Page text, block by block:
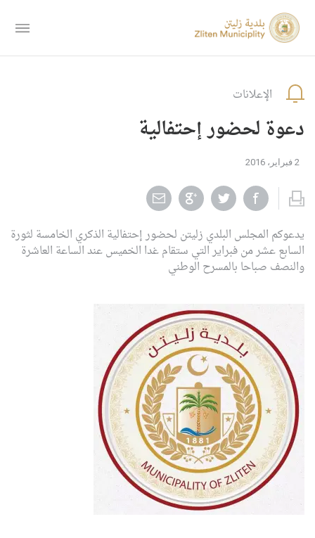
الإعلانات
دعوة لحضور إحتفالية
2 فبراير، 2016
يدعوكم المجلس البلدي زليتن لحضور إحتفالية الذكري الخامسة لثورة
السابع عشر من فبراير التي ستقام غدا الخميس عند الساعة العاشرة
والنصف صباحا بالمسرح الوطني